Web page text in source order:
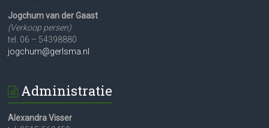
Jogchum van der Gaast
(Verkoop persen)
tel. 06 – 54398880
jogchum@gerlsma.nl
Administratie
Alexandra Visser